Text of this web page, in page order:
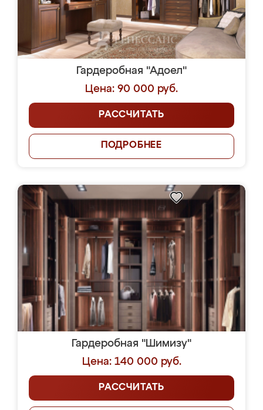
Гардеробная "Адоел"
Цена: 90 000 руб.
РАССЧИТАТЬ
ПОДРОБНЕЕ
Гардеробная "Шимизу"
Цена: 140 000 руб.
РАССЧИТАТЬ